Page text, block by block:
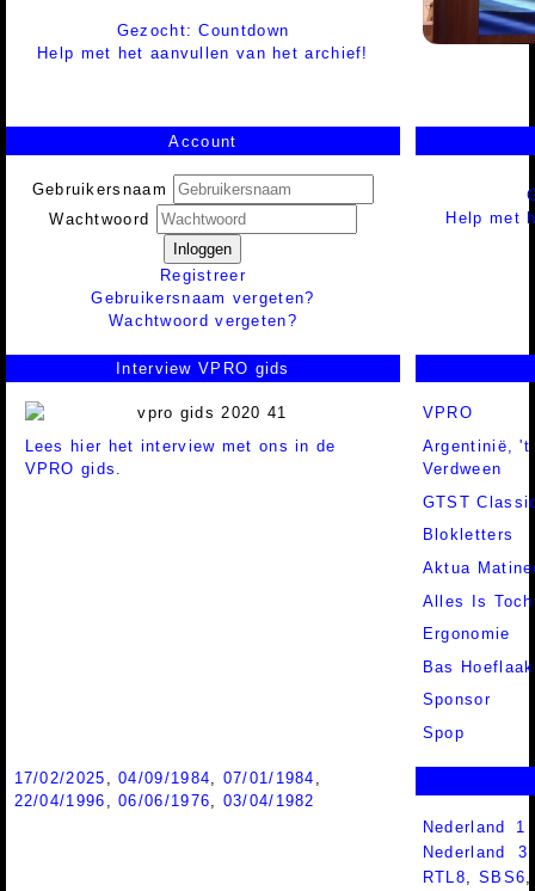
Gezocht: Countdown
Help met het aanvullen van het archief!
Account
Gebruikersnaam
Wachtwoord
Inloggen
Registreer
Gebruikersnaam vergeten?
Wachtwoord vergeten?
Help met
Interview VPRO gids
Lees hier het interview met ons in de
VPRO gids.
VPRO
Argentinië, 't
Verdween
GTST
Blokletters
Aktua
Alles Is
Ergonomie
Bas Hoeflaak
Sponsor
Spop
17/02/2025 ,04/09/1984, 07/01/1984 ,
22/04/1996 ,06/06/1976, 03/04/1982
Nederland 1
Nederland
RTL8 ,SBS6